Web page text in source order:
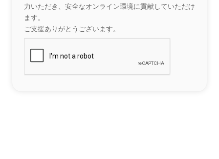
力いただき、安全なオンライン環境に貢献していただけ
ます。
ご支援ありがとうございます。